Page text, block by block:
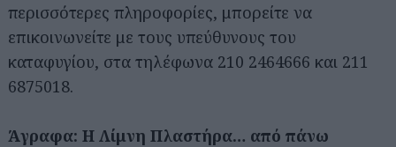
περισσότερες πληροφορίες, μπορείτε να
επικοινωνείτε με τους υπεύθυνους του
καταφυγίου, στα τηλέφωνα 210 2464666 και 211
6875018.
Άγραφα: Η Λίμνη Πλαστήρα… από πάνω